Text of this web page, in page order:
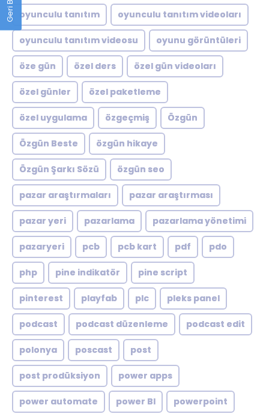
oyunculu tanıtım oyunculu tanıtım videoları
oyunculu tanıtım videosu oyunu görüntüleri
öze gün özel ders özel gün videoları
özel günler özel paketleme
özel uygulama özgeçmiş Özgün
Özgün Beste özgün hikaye
Özgün Şarkı Sözü özgün seo
pazar araştırmaları pazar araştırması
pazar yeri pazarlama pazarlama yönetimi
pazaryeri pcb pcb kart pdf pdo
php pine indikatör pine script
pinterest playfab plc pleks panel
podcast podcast düzenleme podcast edit
polonya poscast post
post prodüksiyon power apps
power automate power BI powerpoint